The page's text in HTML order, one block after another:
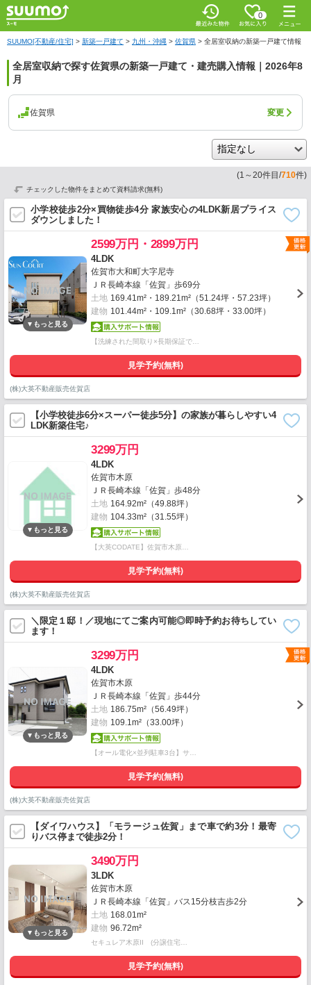
0
SUUMO[不動産/住宅] > 新築一戸建て > 九州・沖縄 > 佐賀県 > 全居室収納の新築一戸建て情報
全居室収納で探す佐賀県の新築一戸建て・建売購入情報｜2026年8
月
佐賀県 変更
(1 ～20件目/710件)
チェックした物件をまとめて資料請求(無料)
小学校徒歩2分×買物徒歩4分 家族安心の4LDK新居プライス
ダウンしました！
2599万円・2899万円
4LDK
佐賀市大和町大字尼寺
ＪＲ長崎本線「佐賀」歩69分
土地 169.41m²・189.21m²（51.24坪・57.23坪）
建物 101.44m²・109.1m²（30.68坪・33.00坪）
【洗練された間取り×長期保証で…
見学予約(無料)
(株)大英不動産販売佐賀店
【小学校徒歩6分×スーパー徒歩5分】の家族が暮らしやすい4
LDK新築住宅♪
3299万円
4LDK
佐賀市木原
ＪＲ長崎本線「佐賀」歩48分
土地 164.92m²（49.88坪）
建物 104.33m²（31.55坪）
【大英CODATE】佐賀市木原…
見学予約(無料)
(株)大英不動産販売佐賀店
＼限定１邸！／現地にてご案内可能◎即時予約お待ちしてい
ます！
3299万円
4LDK
佐賀市木原
ＪＲ長崎本線「佐賀」歩44分
土地 186.75m²（56.49坪）
建物 109.1m²（33.00坪）
【オール電化×並列駐車3台】サ…
見学予約(無料)
(株)大英不動産販売佐賀店
【ダイワハウス】「モラージュ佐賀」まで車で約3分！最寄
りバス停まで徒歩2分！
3490万円
3LDK
佐賀市木原
ＪＲ長崎本線「佐賀」バス15分枝吉歩2分
土地 168.01m²
建物 96.72m²
セキュレア木原II (分譲住宅…
見学予約(無料)